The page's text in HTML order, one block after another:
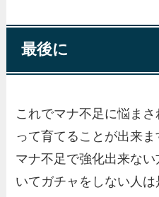
最後に
これでマナ不足に悩ま
って育てることが出来ま
マナ不足で強化出来な
いてガチャをしない人